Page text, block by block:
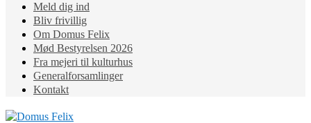
Meld dig ind
Bliv frivillig
Om Domus Felix
Mød Bestyrelsen 2026
Fra mejeri til kulturhus
Generalforsamlinger
Kontakt